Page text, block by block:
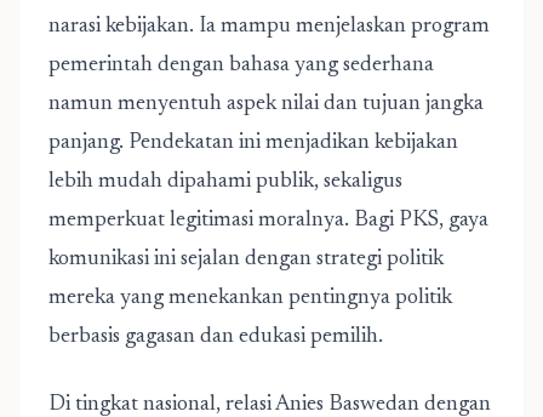
narasi kebijakan. Ia mampu menjelaskan program
pemerintah dengan bahasa yang sederhana
namun menyentuh aspek nilai dan tujuan jangka
panjang. Pendekatan ini menjadikan kebijakan
lebih mudah dipahami publik, sekaligus
memperkuat legitimasi moralnya. Bagi PKS, gaya
komunikasi ini sejalan dengan strategi politik
mereka yang menekankan pentingnya politik
berbasis gagasan dan edukasi pemilih.
Di tingkat nasional, relasi Anies Baswedan dengan